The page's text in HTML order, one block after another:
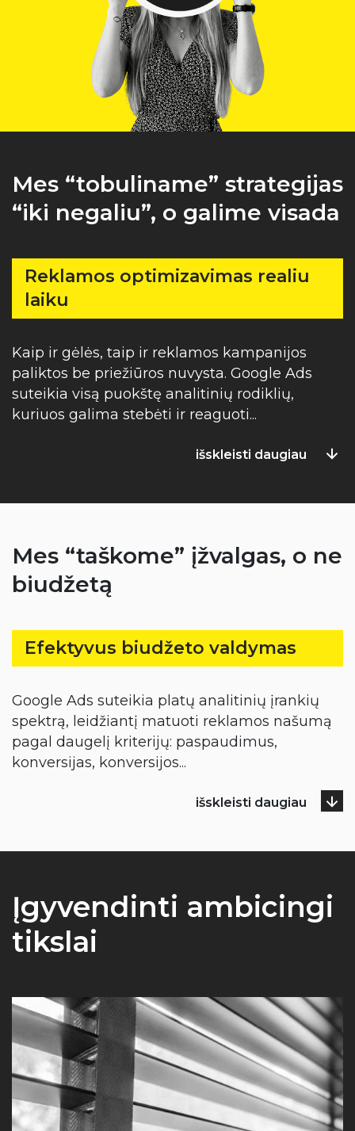
Mes “tobuliname” strategijas
“iki negaliu”, o galime visada
Reklamos optimizavimas realiu
laiku
Kaip ir gėlės, taip ir reklamos kampanijos
paliktos be priežiūros nuvysta. Google Ads
suteikia visą puokštę analitinių rodiklių,
kuriuos galima stebėti ir reaguoti...
išskleisti daugiau
Mes “taškome” įžvalgas, o ne
biudžetą
Google Ads suteikia platų analitinių įrankių
spektrą, leidžiantį matuoti reklamos našumą
pagal daugelį kriterijų: paspaudimus,
konversijas, konversijos...
išskleisti daugiau
Efektyvus biudžeto valdymas
Įgyvendinti ambicingi
tikslai